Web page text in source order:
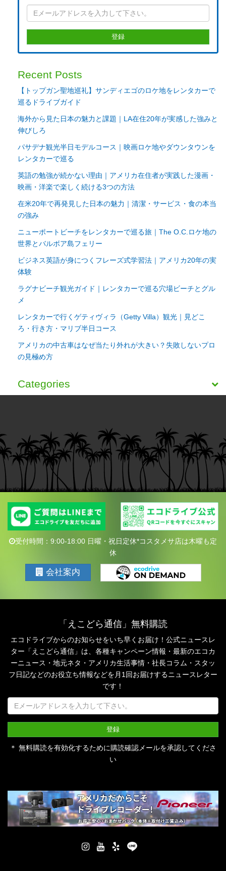
Recent Posts
【トップガン聖地巡礼】サンディエゴのロケ地をレンタカーで
巡るドライブガイド
海外から見た日本の魅力と課題｜LA在住20年が実感した強みと
伸びしろ
パサデナ観光半日モデルコース｜映画ロケ地やダウンタウンを
レンタカーで巡る
英語の勉強が続かない理由｜アメリカ在住者が実践した漫画・
映画・洋楽で楽しく続ける3つの方法
在米20年で再発見した日本の魅力｜清潔・サービス・食の本当
の強み
ニューポートビーチをレンタカーで巡る旅｜The O.C.ロケ地の
世界とバルボア島フェリー
ビジネス英語が身につくフレーズ式学習法｜アメリカ20年の実
体験
ラグナビーチ観光ガイド｜レンタカーで巡る穴場ビーチとグル
メ
レンタカーで行くゲティヴィラ（Getty Villa）観光｜見どこ
ろ・行き方・マリブ半日コース
アメリカの中古車はなぜ当たり外れが大きい？失敗しないプロ
の見極め方
Categories
受付時間：9:00-18:00 日曜・祝日定休*コスタメサ店は木曜も定
休
会社案内
「えこどら通信」無料購読
エコドライブからのお知らせをいち早くお届け！公式ニュースレ
ター「えこどら通信」は、 各種キャンペーン情報・最新のエコカ
ーニュース・地元ネタ・アメリカ生活事情・社長コラム・ スタッ
フ日記などのお役立ち情報などを月1回お届けするニュースレター
です！
＊ 無料購読を有効化するために購読確認メールを承認してくださ
い